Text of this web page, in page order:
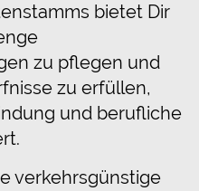
bietet Dir
zu pflegen und
zu erfüllen,
und berufliche
verkehrsgünstige